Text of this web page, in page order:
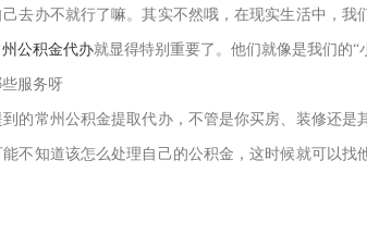
去办不就行了嘛。其实不然哦，在现实生活中，
公积金代办就显得特别重要了。他们就像是我们的“
服务呀
的常州公积金提取代办，不管是你买房、装修还
不知道该怎么处理自己的公积金，这时候就可以